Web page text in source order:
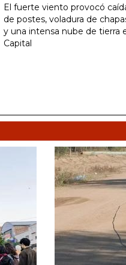
El fuerte viento provocó
de postes, voladura de
y una intensa nube de tierra
Capital